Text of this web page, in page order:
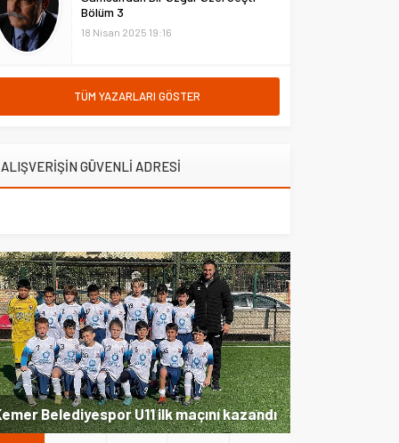
Temmuz 2026 itibarıyla başladı.
Adaylar, tercihlerini...
Bölüm 3
18 Nisan 2025 19:16
TÜM YAZARLARI GÖSTER
ALIŞVERİŞİN GÜVENLİ ADRESİ
Belediyespor U11 ilk maçını kazandı